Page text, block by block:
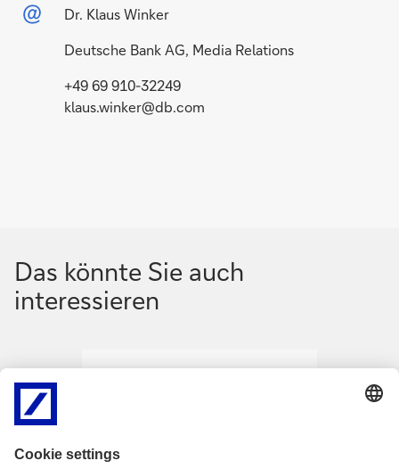
Dr. Klaus Winker
Deutsche Bank AG, Media Relations
+49 69 910-32249
klaus.winker@db.com
Das könnte Sie auch
interessieren
a
i
Bank und
a
KI